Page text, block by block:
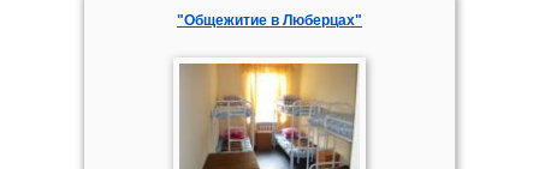
"Общежитие в Люберцах"